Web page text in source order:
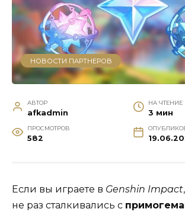
НОВОСТИ ПАРТНЕРОВ
АВТОР
afkadmin
НА ЧТЕНИЕ
3 мин
ПРОСМОТРОВ
582
Если вы играете в Genshin Impact
не раз сталкивались с